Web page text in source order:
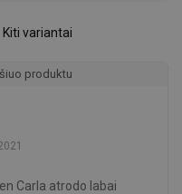
Kiti variantai
produktu
Carla atrodo labai